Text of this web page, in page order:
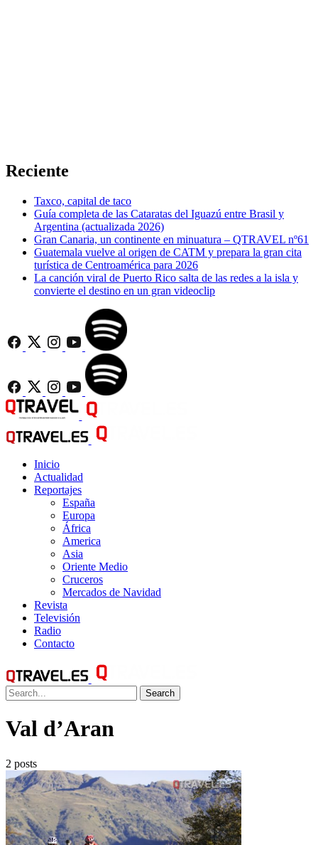
Reciente
Taxco, capital de taco
Guía completa de las Cataratas del Iguazú entre Brasil y
Argentina (actualizada 2026)
Gran Canaria, un continente en minuatura – QTRAVEL nº61
Guatemala vuelve al origen de CATM y prepara la gran cita
turística de Centroamérica para 2026
La canción viral de Puerto Rico salta de las redes a la isla y
convierte el destino en un gran videoclip
Inicio
Actualidad
Reportajes
España
Europa
África
America
Asia
Oriente Medio
Cruceros
Mercados de Navidad
Revista
Televisión
Radio
Contacto
Search
Val d’Aran
2 posts